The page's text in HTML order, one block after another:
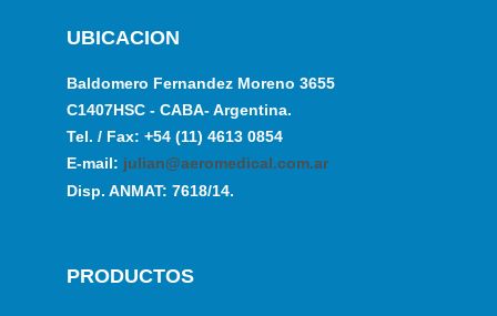
UBICACION
Baldomero Fernandez Moreno 3655
C1407HSC - CABA- Argentina.
Tel. / Fax: +54 (11) 4613 0854
E-mail: julian@aeromedical.com.ar
Disp. ANMAT: 7618/14.
PRODUCTOS